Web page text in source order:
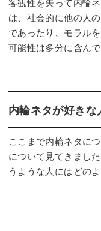
客観性を失って内輪
は、社会的に他の人
であったり、モラル
可能性は多分に含んで
内輪ネタが好きな
ここまで内輪ネタに
について見てきまし
うような人にはどの